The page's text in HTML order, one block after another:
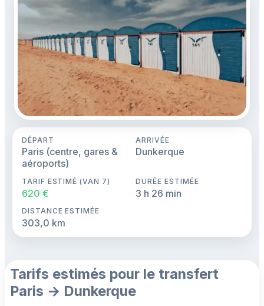
DÉPART
Paris (centre, gares &
aéroports)
ARRIVÉE
Dunkerque
TARIF ESTIMÉ (VAN 7)
620 €
DURÉE ESTIMÉE
3 h 26 min
DISTANCE ESTIMÉE
303,0 km
Tarifs estimés pour le transfert
Paris → Dunkerque